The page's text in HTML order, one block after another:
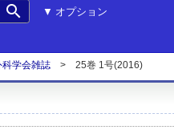
search オプション
科学会雑誌 25巻 1号(2016)